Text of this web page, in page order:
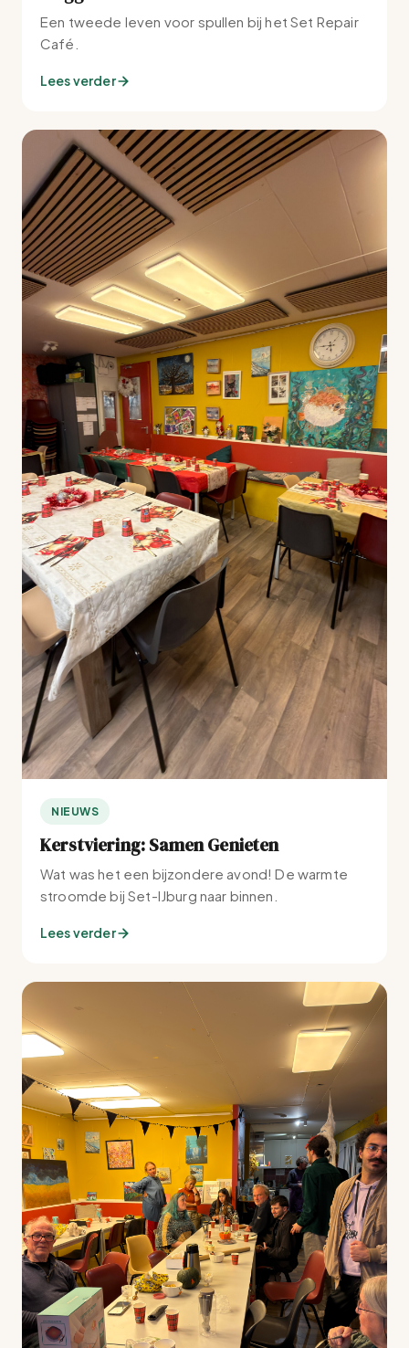
Een tweede leven voor spullen bij het Set Repair
Café.
Lees verder
NIEUWS
Kerstviering: Samen Genieten
Wat was het een bijzondere avond! De warmte
stroomde bij Set-IJburg naar binnen.
Lees verder